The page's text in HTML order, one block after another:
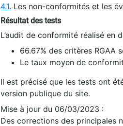
4.1. Les non-conformités et les
Résultat des tests
L’audit de conformité réalisé en
66.67% des critères RGAA
Le taux moyen de
Il est précisé que les tests ont
version publique du site.
Mise à jour du 06/03/2023 :
Des corrections des principales